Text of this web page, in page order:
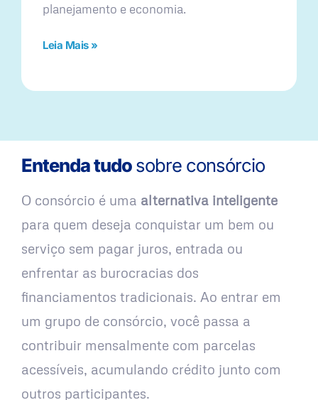
planejamento e economia.
Leia Mais »
Entenda tudosobre consórcio
O consórcio é uma alternativa inteligente
para quem deseja conquistar um bem ou
serviço sem pagar juros, entrada ou
enfrentar as burocracias dos
financiamentos tradicionais. Ao entrar em
um grupo de consórcio, você passa a
contribuir mensalmente com parcelas
acessíveis, acumulando crédito junto com
outros participantes.